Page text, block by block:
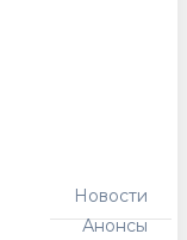
Новости
Анонсы